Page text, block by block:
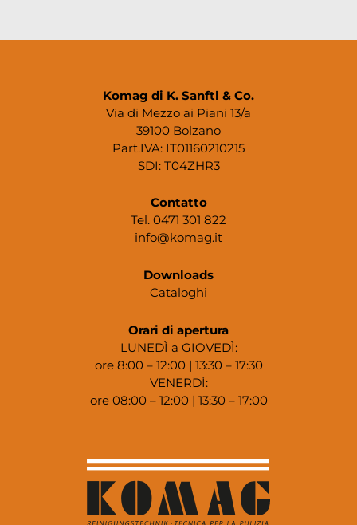
Komag di K. Sanftl & Co.
Via di Mezzo ai Piani 13/a
39100 Bolzano
Part.IVA: IT01160210215
SDI: T04ZHR3
Contatto
Tel. 0471 301 822
info@komag.it
Downloads
Cataloghi
Orari di apertura
LUNEDÌ a GIOVEDÌ:
ore 8:00 – 12:00 | 13:30 – 17:30
VENERDÌ:
ore 08:00 – 12:00 | 13:30 – 17:00